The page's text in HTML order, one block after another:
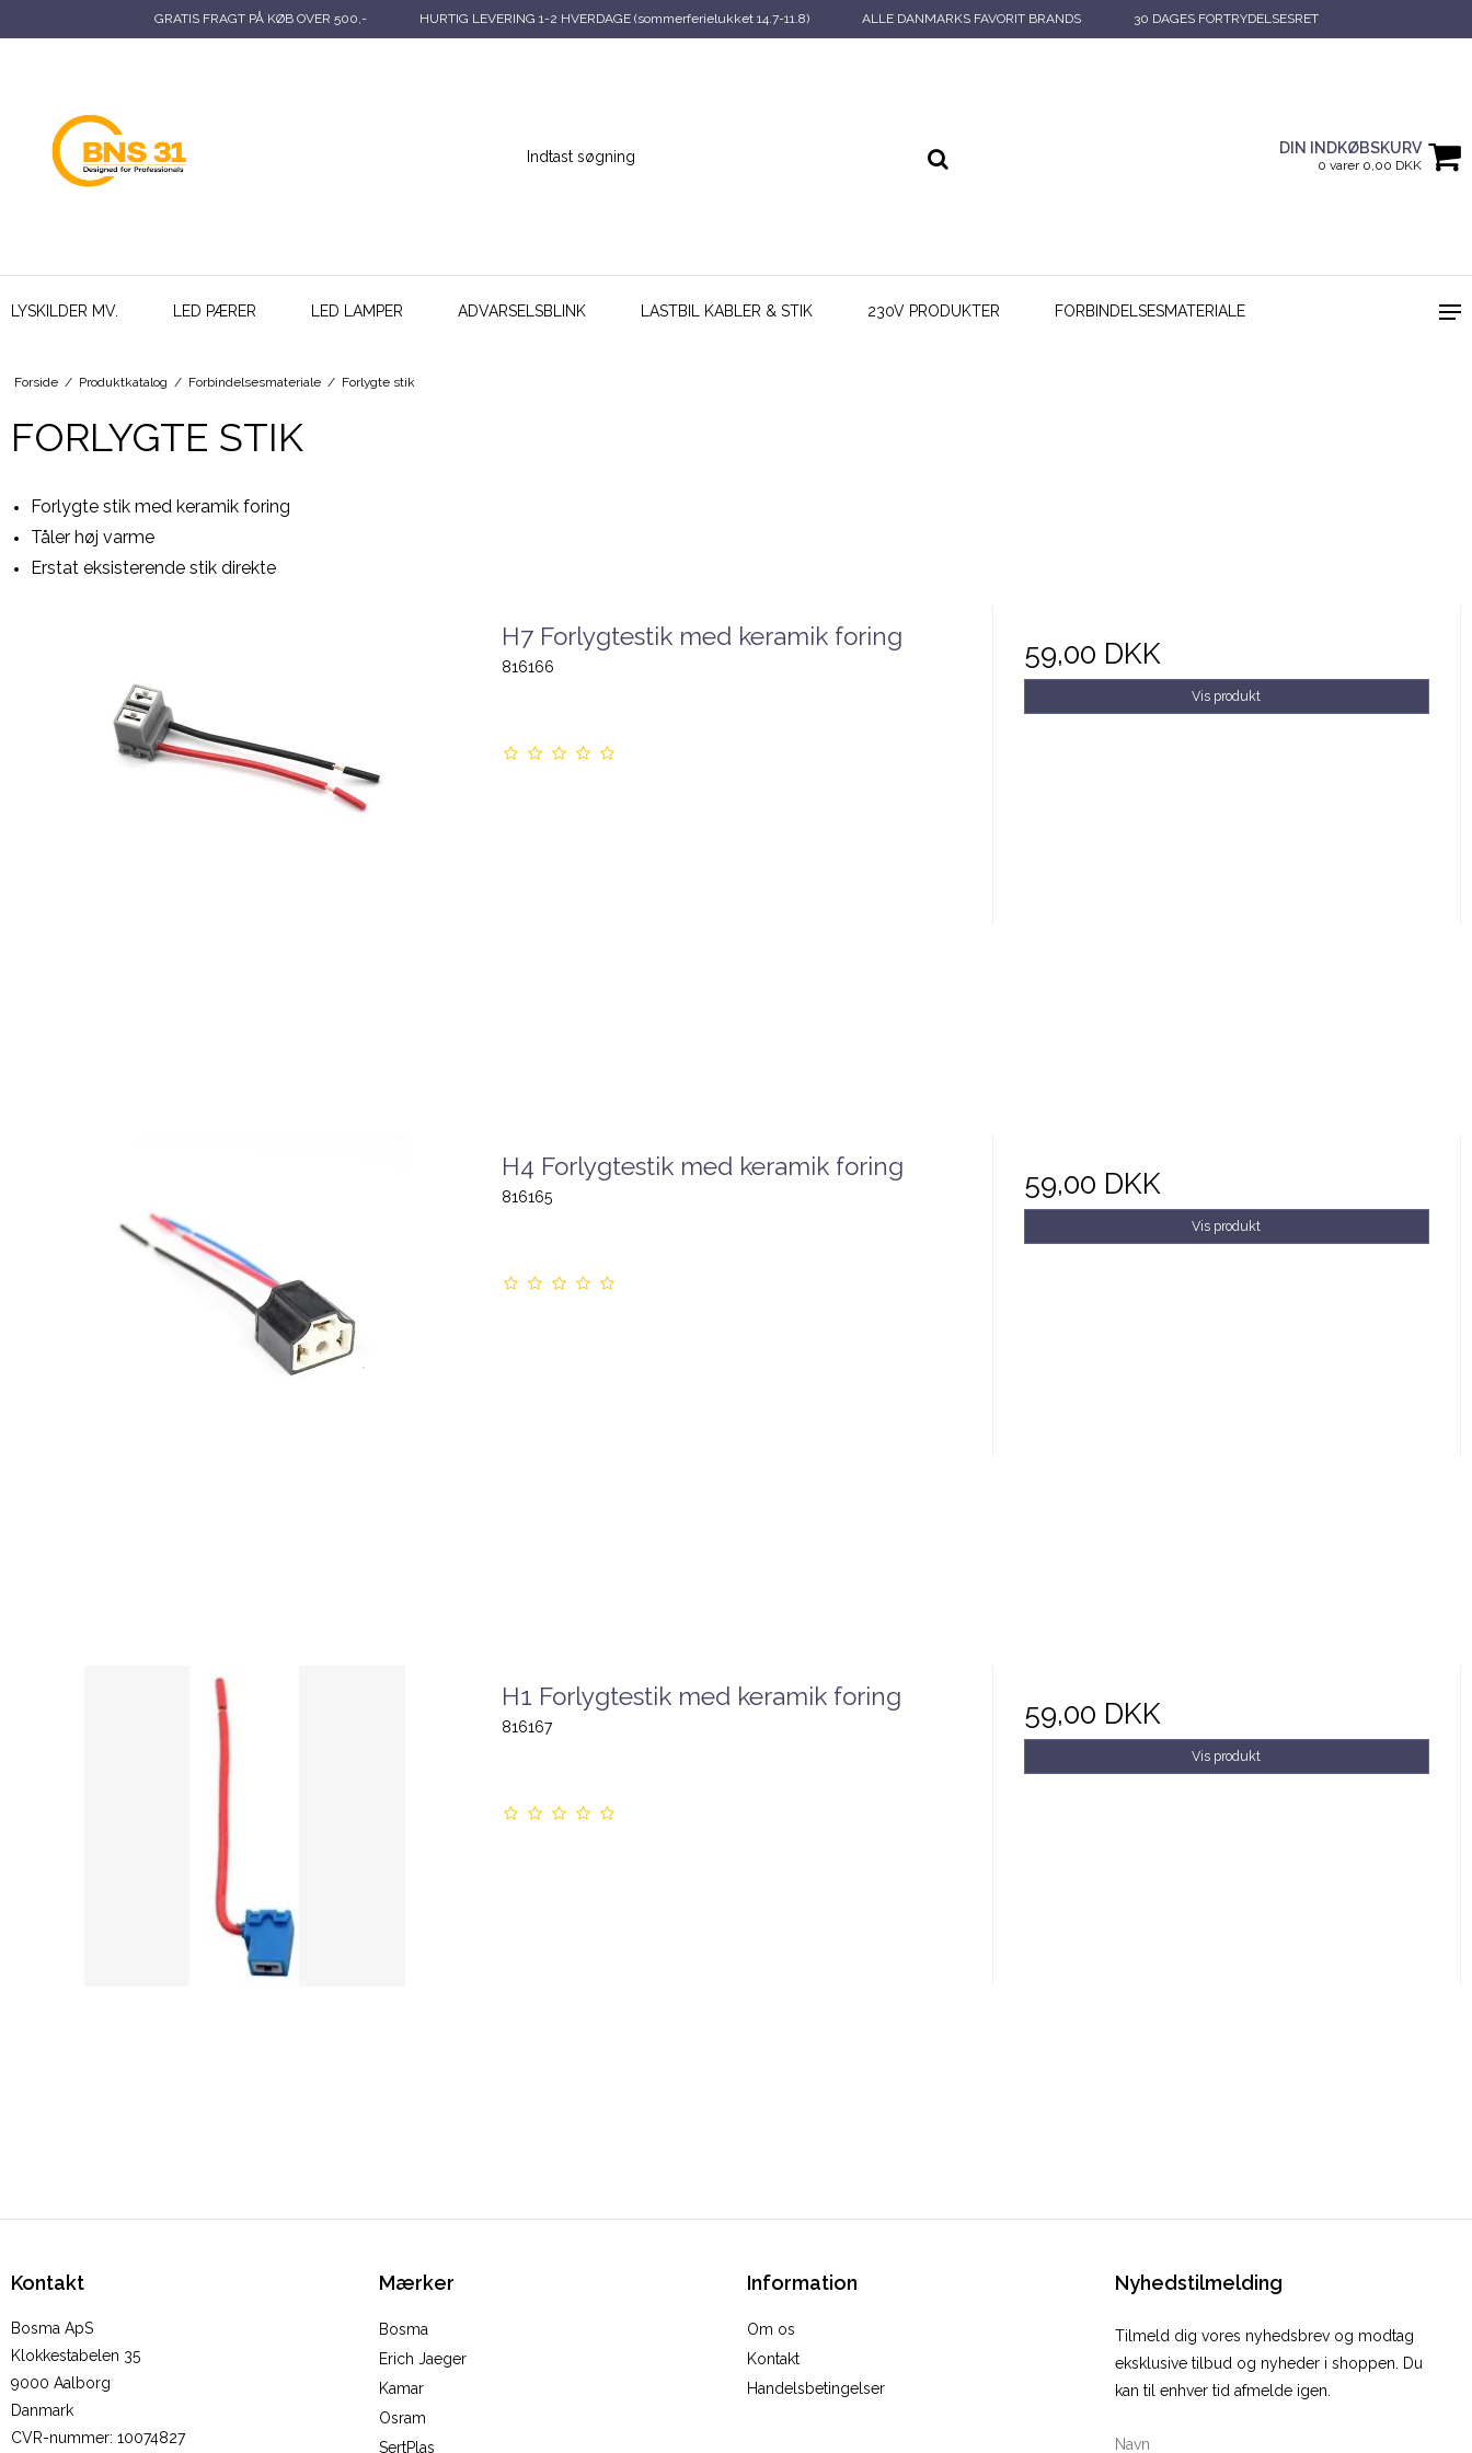
GRATIS FRAGT PÅ KØB OVER 500,- HURTIG LEVERING 1-2 HVERDAGE (sommerferielukket 14.7-11.8) ALLE DANMARKS FAVORIT BRANDS 30 DAGES FORTRYDELSESRET
DIN INDKØBSKURV
0 varer 0,00 DKK
LYSKILDER MV. LED PÆRER LED LAMPER ADVARSELSBLINK LASTBIL KABLER & STIK 230V PRODUKTER FORBINDELSESMATERIALE
Forside / Produktkatalog / Forbindelsesmateriale / Forlygte stik
FORLYGTE STIK
Forlygte stik med keramik foring
Tåler høj varme
Erstat eksisterende stik direkte
H7 Forlygtestik med keramik foring
816166 59,00 DKK
Vis produkt
H4 Forlygtestik med keramik foring
816165 59,00 DKK
Vis produkt
H1 Forlygtestik med keramik foring
816167 59,00 DKK
Vis produkt
Kontakt
Bosma ApS
Klokkestabelen 35
9000 Aalborg
Danmark
CVR-nummer: 10074827
Mærker
Bosma
Erich Jaeger
Kamar
Osram
SertPlas
Information
Om os
Kontakt
Handelsbetingelser
Nyhedstilmelding
Tilmeld dig vores nyhedsbrev og modtag
eksklusive tilbud og nyheder i shoppen. Du
kan til enhver tid afmelde igen.